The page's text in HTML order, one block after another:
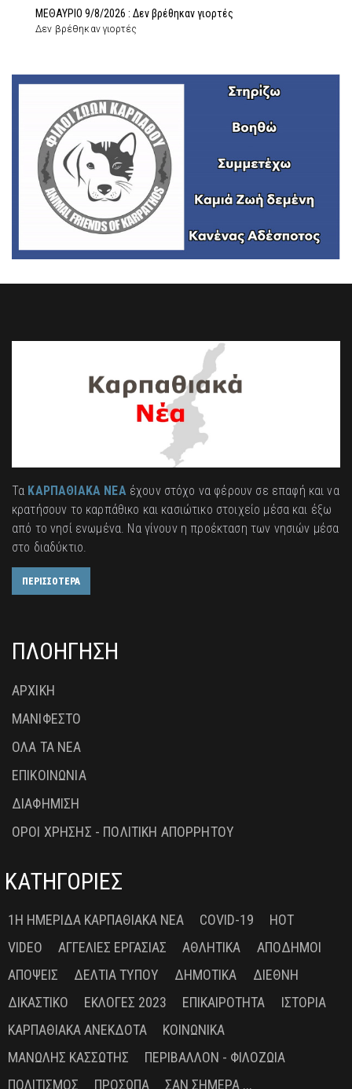
ΜΕΘΑΥΡΙΟ 9/8/2026 : Δεν βρέθηκαν γιορτές
Δεν βρέθηκαν γιορτές
Τα ΚΑΡΠΑΘΙΑΚΑ ΝΕΑέχουν στόχο να φέρουν σε επαφή και να
κρατήσουν το καρπάθικο και κασιώτικο στοιχείο μέσα και έξω
από το νησί ενωμένα. Να γίνουν η προέκταση των νησιών μέσα
στο διαδύκτιο.
ΠΕΡΙΣΣΟΤΕΡΑ
ΠΛΟΗΓΗΣΗ
ΑΡΧΙΚΗ
ΜΑΝΙΦΕΣΤΟ
ΟΛΑ ΤΑ ΝΕΑ
ΕΠΙΚΟΙΝΩΝΙΑ
ΔΙΑΦΗΜΙΣΗ
ΟΡΟΙ ΧΡΗΣΗΣ - ΠΟΛΙΤΙΚΗ ΑΠΟΡΡΗΤΟΥ
ΚΑΤΗΓΟΡΙΕΣ
1Η ΗΜΕΡΊΔΑ ΚΑΡΠΑΘΙΑΚΆ ΝΈΑ COVID-19
HOT
VIDEO
ΑΓΓΕΛΊΕΣ ΕΡΓΑΣΊΑΣ ΑΘΛΗΤΙΚΆ
ΑΠΌΔΗΜΟΙ
ΑΠΌΨΕΙΣ
ΔΕΛΤΊΑ ΤΎΠΟΥ ΔΗΜΟΤΙΚΆ
ΔΙΕΘΝΉ
ΔΙΚΑΣΤΙΚΌ
ΕΚΛΟΓΈΣ 2023 ΕΠΙΚΑΙΡΌΤΗΤΑ
ΙΣΤΟΡΊΑ
ΚΑΡΠΑΘΙΑΚΆ ΑΝΈΚΔΟΤΑ
ΚΟΙΝΩΝΙΚΆ
ΜΑΝΏΛΗΣ ΚΑΣΣΏΤΗΣ
ΠΕΡΙΒΆΛΛΟΝ - ΦΙΛΟΖΩΊΑ
ΠΟΛΙΤΙΣΜΌΣ
ΠΡΌΣΩΠΑ ΣΑΝ ΣΉΜΕΡΑ ...